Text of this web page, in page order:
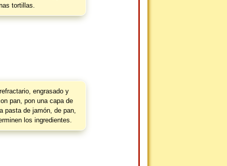
tortillas.
engrasado y
pan, pon una capa de
pasta de jamón, de pan,
los ingredientes.